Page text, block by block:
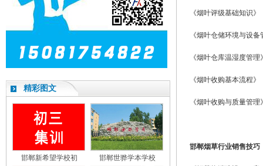
精彩图文
邯郸新希望学校初 邯郸世骅学本学校
《烟叶评级基础知识》
《烟叶仓储环境与设备
《烟叶仓库温湿度管理》
《烟叶收购基本流程》
《烟叶收购与质量管理》
邯郸烟草行业销售技巧